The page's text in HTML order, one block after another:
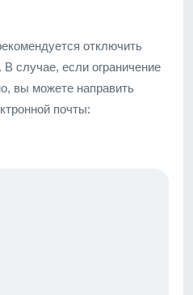
отключить
случае, если ограничение
вы можете направить
почты: